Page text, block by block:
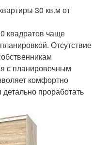
30 кв.м от
квадратов чаще
Отсутствие
с планировочным
комфортно
детально проработать